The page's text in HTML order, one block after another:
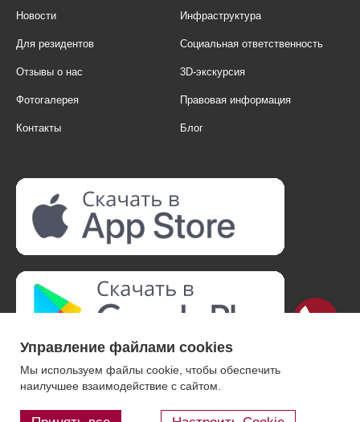
Новости Инфраструктура
Для резидентов Социальная ответственность
Отзывы о нас 3D-экскурсия
Фотогалерея Правовая информация
Контакты Блог
Управление файлами cookies
Мы используем файлы cookie, чтобы обеспечить
наилучшее взаимодействие с сайтом.